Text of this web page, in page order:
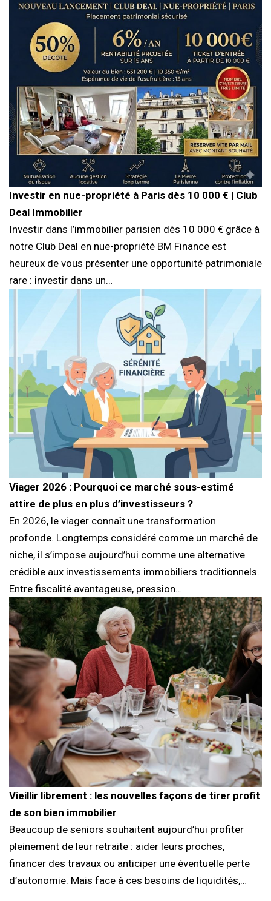
Investir en nue-propriété à Paris dès 10 000 € | Club
Deal Immobilier
Investir dans l’immobilier parisien dès 10 000 € grâce à
notre Club Deal en nue-propriété BM Finance est
heureux de vous présenter une opportunité patrimoniale
rare : investir dans un…
Viager 2026 : Pourquoi ce marché sous-estimé
attire de plus en plus d’investisseurs ?
En 2026, le viager connaît une transformation
profonde. Longtemps considéré comme un marché de
niche, il s’impose aujourd’hui comme une alternative
crédible aux investissements immobiliers traditionnels.
Entre fiscalité avantageuse, pression…
Vieillir librement : les nouvelles façons de tirer profit
de son bien immobilier
Beaucoup de seniors souhaitent aujourd’hui profiter
pleinement de leur retraite : aider leurs proches,
financer des travaux ou anticiper une éventuelle perte
d’autonomie. Mais face à ces besoins de liquidités,…